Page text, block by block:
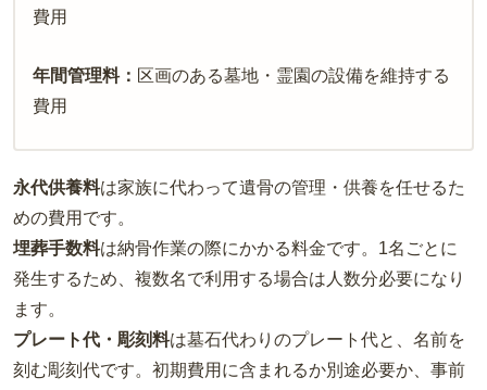
費用
年間管理料： 区画のある墓地・霊園の設備を維持する
費用
永代供養料は家族に代わって遺骨の管理・供養を任せるた
めの費用です。
埋葬手数料は納骨作業の際にかかる料金です。1名ごとに
発生するため、複数名で利用する場合は人数分必要になり
ます。
プレート代・彫刻料は墓石代わりのプレート代と、名前を
刻む彫刻代です。初期費用に含まれるか別途必要か、事前